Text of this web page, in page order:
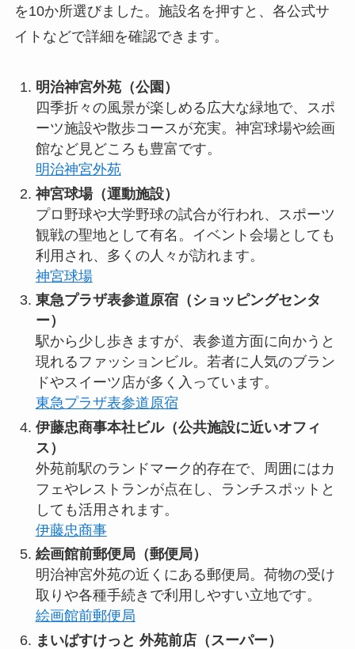
を10か所選びました。施設名を押すと、各公式サ
イトなどで詳細を確認できます。
明治神宮外苑（公園）
四季折々の風景が楽しめる広大な緑地で、スポ
ーツ施設や散歩コースが充実。神宮球場や絵画
館など見どころも豊富です。
明治神宮外苑
神宮球場（運動施設）
プロ野球や大学野球の試合が行われ、スポーツ
観戦の聖地として有名。イベント会場としても
利用され、多くの人々が訪れます。
神宮球場
東急プラザ表参道原宿（ショッピングセンタ
ー）
駅から少し歩きますが、表参道方面に向かうと
現れるファッションビル。若者に人気のブラン
ドやスイーツ店が多く入っています。
東急プラザ表参道原宿
伊藤忠商事本社ビル（公共施設に近いオフィ
ス）
外苑前駅のランドマーク的存在で、周囲にはカ
フェやレストランが点在し、ランチスポットと
しても活用されます。
伊藤忠商事
絵画館前郵便局（郵便局）
明治神宮外苑の近くにある郵便局。荷物の受け
取りや各種手続きで利用しやすい立地です。
絵画館前郵便局
まいばすけっと 外苑前店（スーパー）